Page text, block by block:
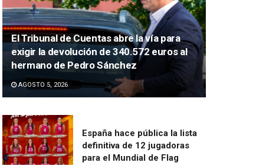
El Tribunal de Cuentas abre la vía para
exigir la devolución de 340.572 euros al
hermano de Pedro Sánchez
AGOSTO 5, 2026
España hace pública la lista
definitiva de 12 jugadoras
para el Mundial de Flag